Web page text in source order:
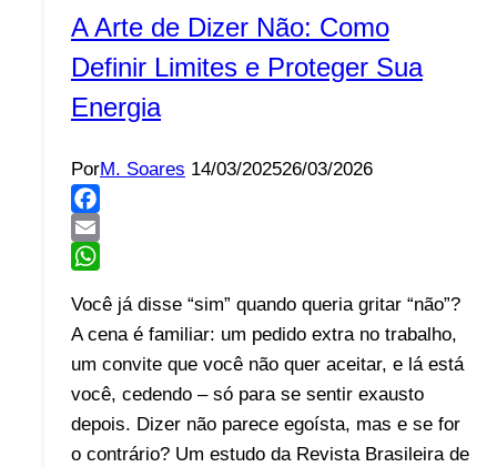
A Arte de Dizer Não: Como
Definir Limites e Proteger Sua
Energia
PorM. Soares 14/03/202526/03/2026
Você já disse “sim” quando queria gritar “não”?
A cena é familiar: um pedido extra no trabalho,
um convite que você não quer aceitar, e lá está
você, cedendo – só para se sentir exausto
depois. Dizer não parece egoísta, mas e se for
o contrário? Um estudo da Revista Brasileira de